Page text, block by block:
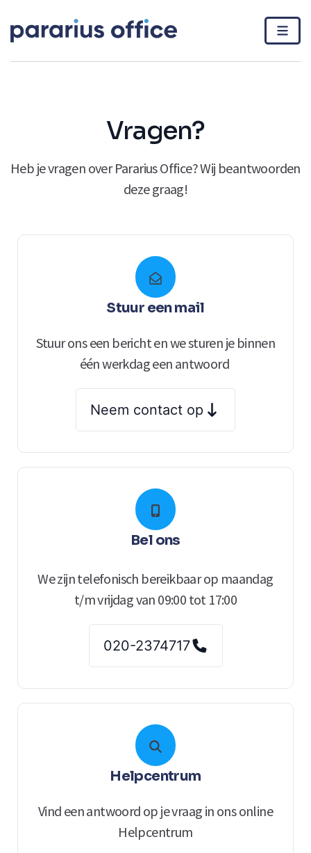
Vragen?
Heb je vragen over Pararius Office? Wij beantwoorden
deze graag!
Stuur een mail
Stuur ons een bericht en we sturen je binnen
één werkdag een antwoord
Neem contact op
Bel ons
We zijn telefonisch bereikbaar op maandag
t/m vrijdag van 09:00 tot 17:00
020-2374717
Helpcentrum
Vind een antwoord op je vraag in ons online
Helpcentrum